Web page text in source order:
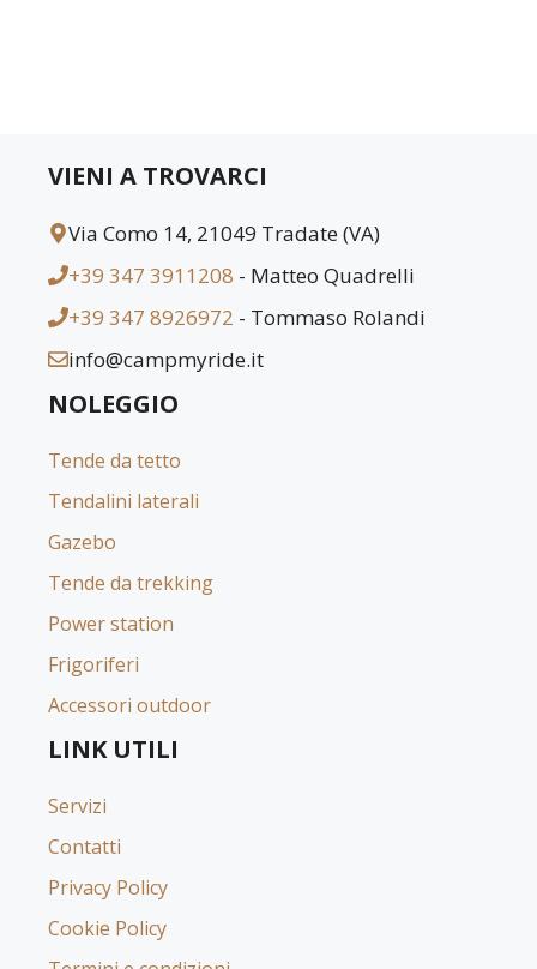
VIENI A TROVARCI
Via Como 14, 21049 Tradate (VA)
+39 347 3911208 - Matteo Quadrelli
+39 347 8926972 - Tommaso Rolandi
info@campmyride.it
NOLEGGIO
Tende da tetto
Tendalini laterali
Gazebo
Tende da trekking
Power station
Frigoriferi
Accessori outdoor
LINK UTILI
Servizi
Contatti
Privacy Policy
Cookie Policy